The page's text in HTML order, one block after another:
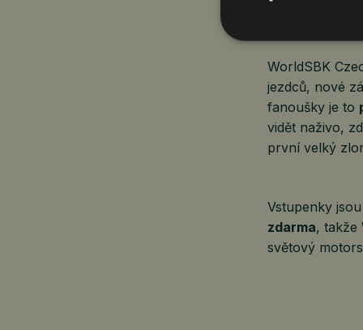
tradiční
WorldSBK
jezdců, nové
fanoušky je to
vidět naživo,
první velký
Vstupenky
zdarma, takže
světový